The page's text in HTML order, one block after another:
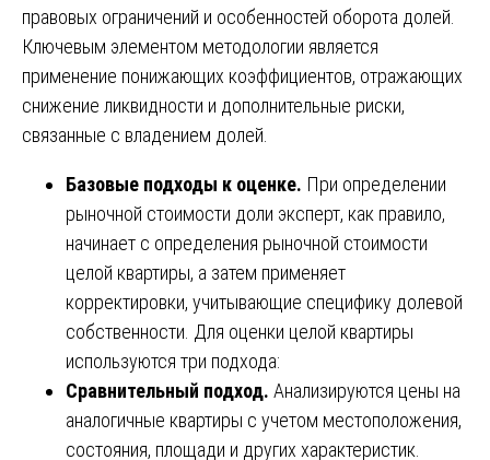
правовых ограничений и особенностей оборота долей.
Ключевым элементом методологии является
применение понижающих коэффициентов, отражающих
снижение ликвидности и дополнительные риски,
связанные с владением долей.
Базовые подходы к оценке. При определении
рыночной стоимости доли эксперт, как правило,
начинает с определения рыночной стоимости
целой квартиры, а затем применяет
корректировки, учитывающие специфику долевой
собственности. Для оценки целой квартиры
используются три подхода:
Сравнительный подход. Анализируются цены на
аналогичные квартиры с учетом местоположения,
состояния, площади и других характеристик.